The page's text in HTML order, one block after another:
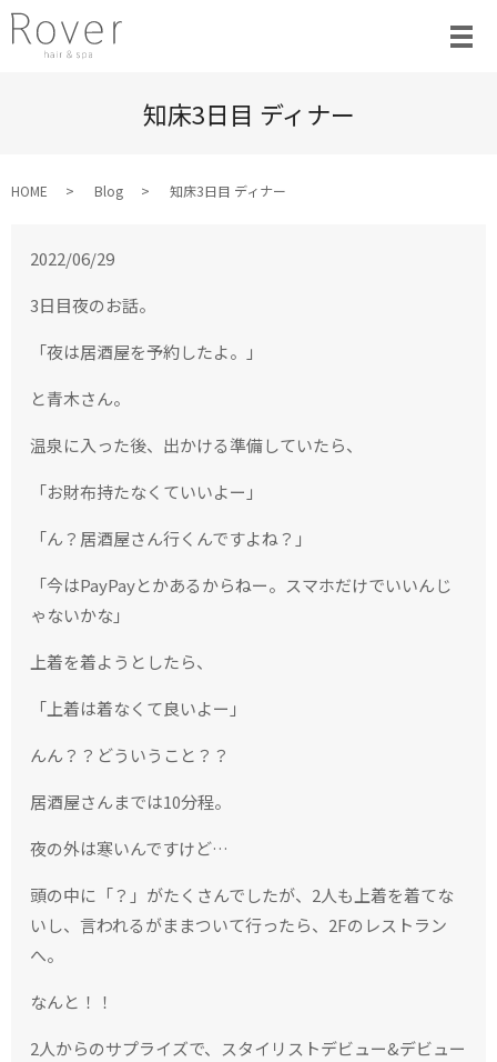
知床3日目 ディナー
HOME Blog 知床3日目 ディナー
2022/06/29
3日目夜のお話。
「夜は居酒屋を予約したよ。」
と青木さん。
温泉に入った後、出かける準備していたら、
「お財布持たなくていいよー」
「ん？居酒屋さん行くんですよね？」
「今はPayPayとかあるからねー。 スマホだけでいいんじ
ゃないかな」
上着を着ようとしたら、
「上着は着なくて良いよー」
んん？？どういうこと？？
居酒屋さんまでは10分程。
夜の外は寒いんですけど…
頭の中に「？」がたくさんでしたが、2人も上着を着てな
いし、言われるがままついて行ったら、 2Fのレストラン
へ。
なんと！！
2人からのサプライズで、スタイリストデビュー&デビュー